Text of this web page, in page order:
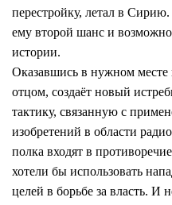
перестройку, летал в
ему второй шанс и
истории.
Оказавшись в нужном месте
отцом, создаёт новый
тактику, связанную с
изобретений в области
полка входят в
хотели бы использовать
целей в борьбе за власть. И